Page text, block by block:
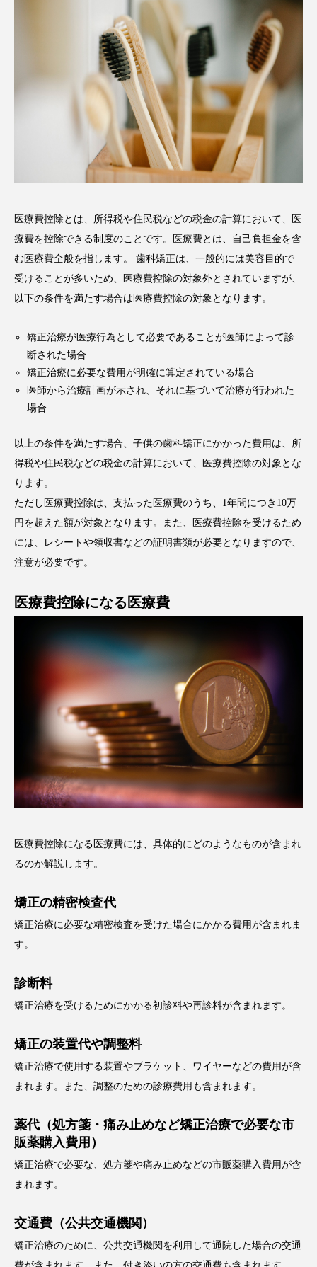
医療費控除とは、所得税や住民税などの税金の計算において、医
療費を控除できる制度のことです。医療費とは、自己負担金を含
む医療費全般を指します。 歯科矯正は、一般的には美容目的で
受けることが多いため、医療費控除の対象外とされていますが、
以下の条件を満たす場合は医療費控除の対象となります。
矯正治療が医療行為として必要であることが医師によって診
断された場合
矯正治療に必要な費用が明確に算定されている場合
医師から治療計画が示され、それに基づいて治療が行われた
場合
以上の条件を満たす場合、子供の歯科矯正にかかった費用は、所
得税や住民税などの税金の計算において、医療費控除の対象とな
ります。
ただし医療費控除は、支払った医療費のうち、1年間につき10万
円を超えた額が対象となります。また、医療費控除を受けるため
には、レシートや領収書などの証明書類が必要となりますので、
注意が必要です。
医療費控除になる医療費
医療費控除になる医療費には、具体的にどのようなものが含まれ
るのか解説します。
矯正の精密検査代
矯正治療に必要な精密検査を受けた場合にかかる費用が含まれま
す。
診断料
矯正治療を受けるためにかかる初診料や再診料が含まれます。
矯正の装置代や調整料
矯正治療で使用する装置やブラケット、ワイヤーなどの費用が含
まれます。また、調整のための診療費用も含まれます。
薬代（処方箋・痛み止めなど矯正治療で必要な市
販薬購入費用）
矯正治療で必要な、処方箋や痛み止めなどの市販薬購入費用が含
まれます。
交通費（公共交通機関）
矯正治療のために、公共交通機関を利用して通院した場合の交通